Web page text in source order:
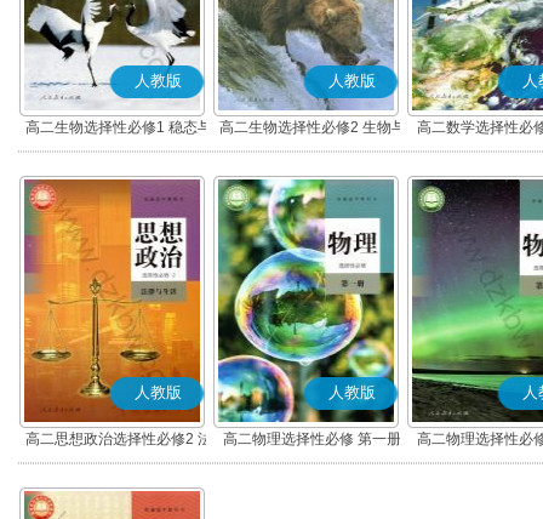
人教版
高二生物选择性必修1 稳态与
调节
人教版
高二生物选择性必修2 生物与
环境
人
高二数学选择性必
(A版)
人教版
高二思想政治选择性必修2 法
律与生活(部编版)
人教版
高二物理选择性必修 第一册
人
高二物理选择性必